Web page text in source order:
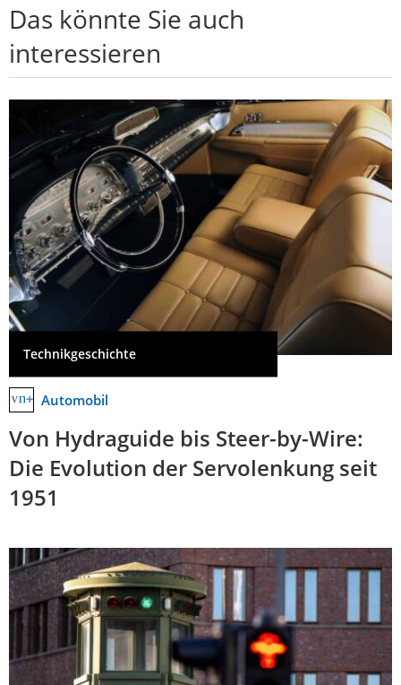
Das könnte Sie auch
interessieren
Technikgeschichte
Automobil
Von Hydraguide bis Steer-by-Wire:
Die Evolution der Servolenkung seit
1951